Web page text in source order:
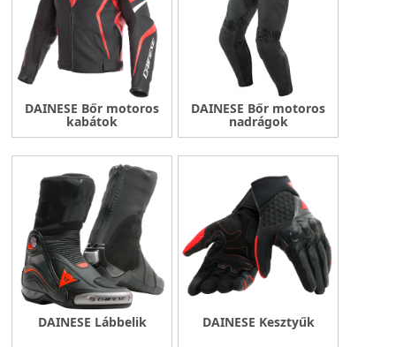
DAINESE Bőr motoros
kabátok
DAINESE Bőr motoros
nadrágok
DAINESE Lábbelik DAINESE Kesztyűk